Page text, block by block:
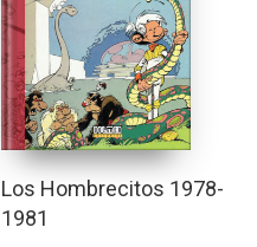
Los Hombrecitos 1978-
1981